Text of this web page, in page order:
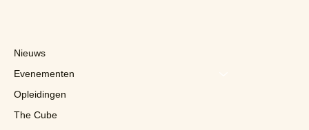
Nieuws
Evenementen
Opleidingen
The Cube